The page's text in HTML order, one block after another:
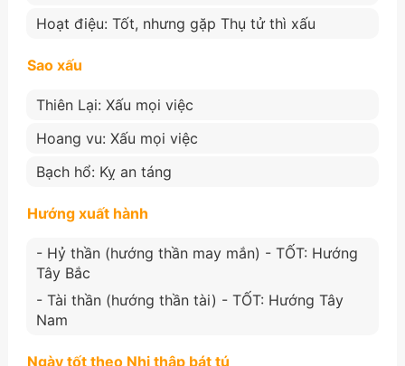
Hoạt điệu: Tốt, nhưng gặp Thụ tử thì xấu
Sao xấu
Thiên Lại: Xấu mọi việc
Hoang vu: Xấu mọi việc
Bạch hổ: Kỵ an táng
Hướng xuất hành
- Hỷ thần (hướng thần may mắn) - TỐT: Hướng
Tây Bắc
- Tài thần (hướng thần tài) - TỐT: Hướng Tây
Nam
Ngày tốt theo Nhị thập bát tú